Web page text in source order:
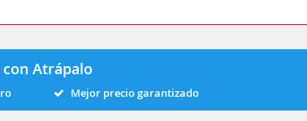
Atrápalo
Mejor precio garantizado